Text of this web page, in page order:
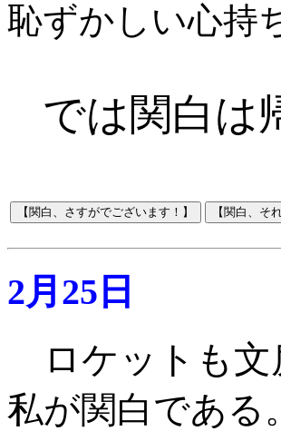
恥ずかしい心持
では関白は
2月25日
ロケットも
私が関白である 。